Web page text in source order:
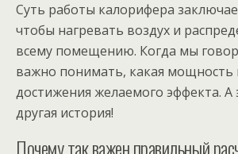
Суть работы калорифера
чтобы нагревать воздух и
всему помещению. Когда мы
важно понимать, какая мощность
достижения желаемого эффекта. А
другая история!
Почему так важен правильный